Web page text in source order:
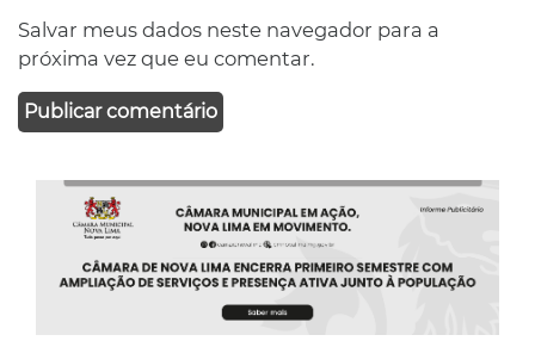
Salvar meus dados neste navegador para a
próxima vez que eu comentar.